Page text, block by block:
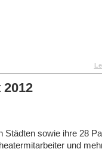
Städten sowie ihre 28
und